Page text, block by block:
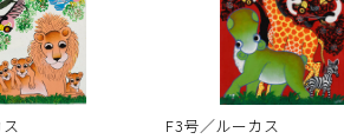
F3号／ルーカス